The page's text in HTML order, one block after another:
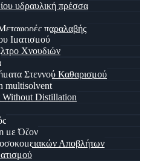
υδραυλική πρέσσα
παραλαβής
Ιματισμού
Χνουδιών
Στεγνού Καθαρισμού
multisolvent
Distillation
με Όζον
Αποβλήτων